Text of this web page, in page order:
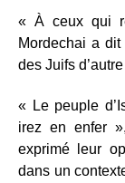
« À ceux qui
Mordechai a
des Juifs
« Le peuple
irez en enfer
exprimé leur
dans un